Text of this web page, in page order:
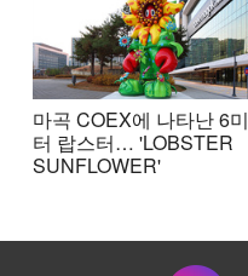
마곡 COEX에 나타난 6미
터 랍스터… 'LOBSTER
SUNFLOWER'